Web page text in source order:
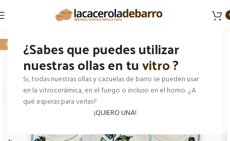
¿Sabes que puedes utilizar
nuestras ollas en tuvitro?
Si, todas nuestras ollas y cazuelas de barro se pueden usar
en la vitrocerámica, en el fuego o incluso en el horno. ¿A
qué esperas para verlas?
¡QUIERO UNA!
TOP VENTAS